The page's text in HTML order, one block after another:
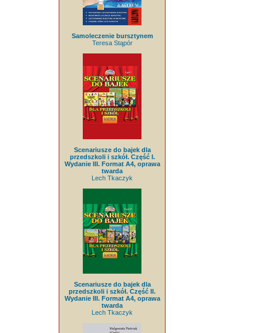
Samoleczenie bursztynem
Teresa Stąpór
Scenariusze do bajek dla
przedszkoli i szkół. Część I.
Wydanie III. Format A4, oprawa
twarda
Lech Tkaczyk
Scenariusze do bajek dla
przedszkoli i szkół. Część II.
Wydanie III. Format A4, oprawa
twarda
Lech Tkaczyk